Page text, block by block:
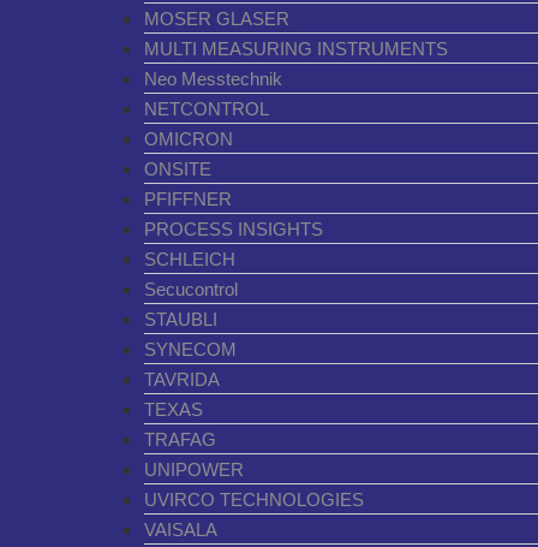
MOSER GLASER
MULTI MEASURING INSTRUMENTS
Neo Messtechnik
NETCONTROL
OMICRON
ONSITE
PFIFFNER
PROCESS INSIGHTS
SCHLEICH
Secucontrol
STAUBLI
SYNECOM
TAVRIDA
TEXAS
TRAFAG
UNIPOWER
UVIRCO TECHNOLOGIES
VAISALA